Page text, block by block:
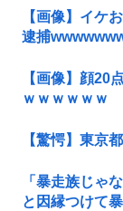
【画像】イケ
逮捕
【画像】顔20
ｗｗｗｗｗｗ
【驚愕】東京
「暴走族じゃ
と因縁つけて